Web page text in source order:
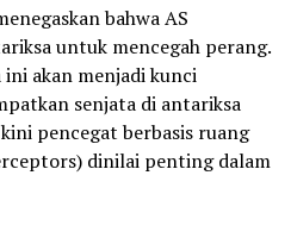
bahwa AS
untuk mencegah perang.
akan menjadi kunci
senjata di antariksa
pencegat berbasis ruang
dinilai penting dalam